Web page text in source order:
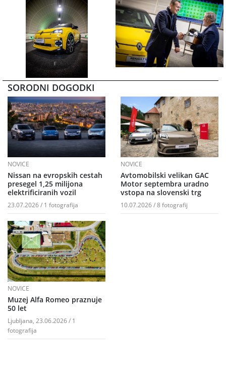
SORODNI DOGODKI
NOVICE
Nissan na evropskih cestah
presegel 1,25 milijona
elektrificiranih vozil
23.07.2026 / 1 fotografija
NOVICE
Avtomobilski velikan GAC
Motor septembra uradno
vstopa na slovenski trg
10.07.2026 / 8 fotografij
NOVICE
Muzej Alfa Romeo praznuje
50 let
Ljubljana, 23.06.2026 / 1
fotografija